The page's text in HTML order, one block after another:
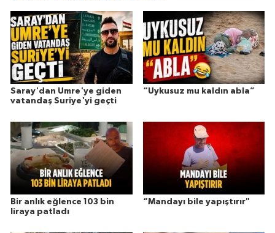
Saray'dan Umre'ye giden
vatandaş Suriye'yi geçti
“Uykusuz mu kaldın abla”
Bir anlık eğlence 103 bin
liraya patladı
“Mandayı bile yapıştırır"